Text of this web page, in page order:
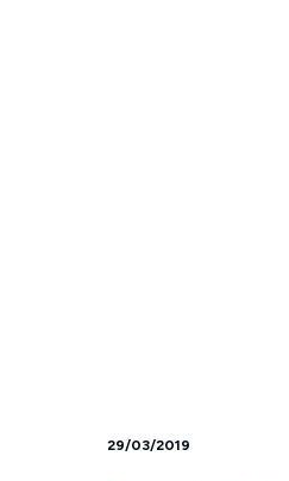
29/03/2019